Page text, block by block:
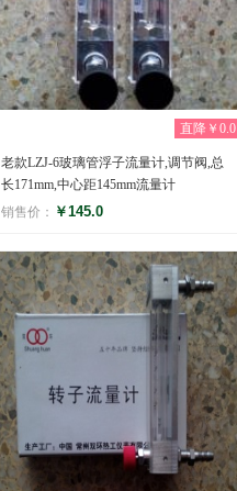
直降￥0.0
老款LZJ-6玻璃管浮子流量计,调节阀,总
长171mm,中心距145mm流量计
销售价： ￥145.0
评分
(0)